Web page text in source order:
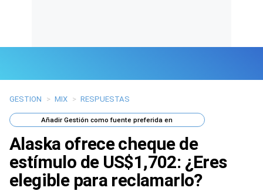
Últimas Noticias
Mi Bolsillo
Respuestas
Gente
GESTION > MIX > RESPUESTAS
AñadirGestión como fuente preferida en
Alaska ofrece cheque de
estímulo de US$1,702: ¿Eres
elegible para reclamarlo?